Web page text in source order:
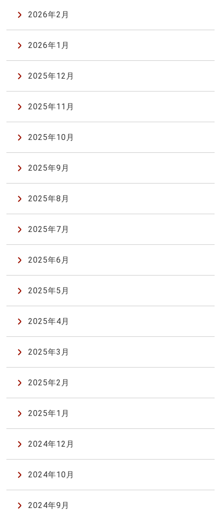
2026年2月
2026年1月
2025年12月
2025年11月
2025年10月
2025年9月
2025年8月
2025年7月
2025年6月
2025年5月
2025年4月
2025年3月
2025年2月
2025年1月
2024年12月
2024年10月
2024年9月